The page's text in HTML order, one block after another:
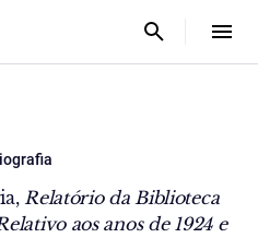
Relatório da Biblioteca
aos anos de 1924 e